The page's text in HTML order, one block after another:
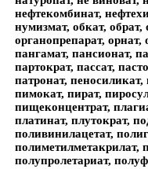
нефтекомбинат,
нумизмат, обкат, обрат,
органопрепарат, орнат,
пангамат, пансионат,
партократ, пассат,
патронат, пеносиликат,
пимокат, пират,
пищеконцентрат,
платинат, плутократ,
поливинилацетат,
полиметилметакрилат,
полупролетариат,